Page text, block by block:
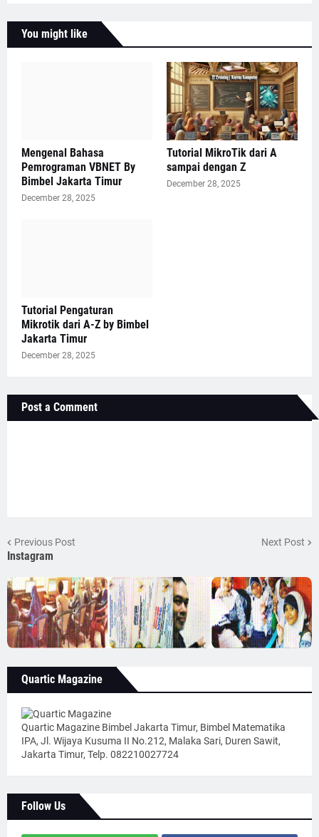
You might like
Mengenal Bahasa
Pemrograman VBNET By
Bimbel Jakarta Timur
December 28, 2025
Tutorial MikroTik dari A
sampai dengan Z
December 28, 2025
Tutorial Pengaturan
Mikrotik dari A-Z by Bimbel
Jakarta Timur
December 28, 2025
Post a Comment
Previous Post Next Post
Instagram
Quartic Magazine
Quartic Magazine Bimbel Jakarta Timur, Bimbel Matematika
IPA, Jl. Wijaya Kusuma II No.212, Malaka Sari, Duren Sawit,
Jakarta Timur, Telp. 082210027724
Follow Us